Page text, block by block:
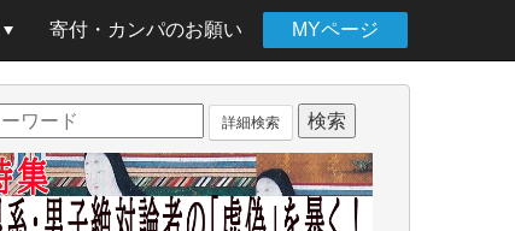
寄付・カンパのお願い MYページ
詳細検索